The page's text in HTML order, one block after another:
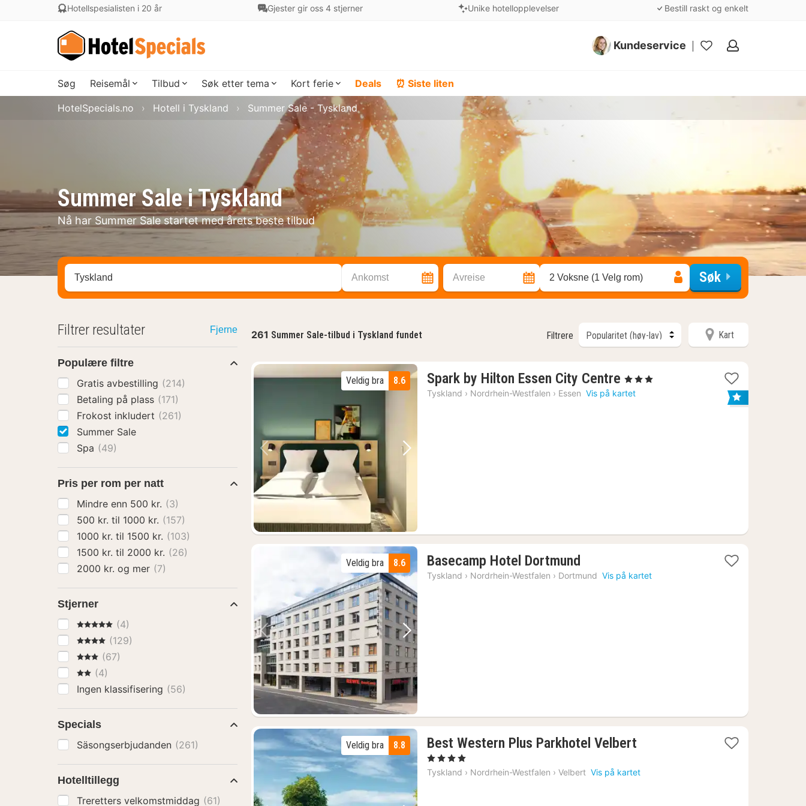
Hotellspesialisten i 20 år Gjester gir oss 4 stjerner Unike hotellopplevelser Bestill raskt og enkelt
Kundeservice
Mine
Søg Reisemål Tilbud Søk etter tema Kort ferie Deals ⏰ Siste liten
Summer Sale i Tyskland
Nå har Summer Sale startet med årets beste tilbud
HotelSpecials.no Hotell i Tyskland Summer Sale - Tyskland
Søk hotell, region eller by Ankomst Avreise 2 Voksne (1 Velg rom) Søk
261 Summer Sale-tilbud i Tyskland fundet Filtrere Kart
Forrige bilde Neste bilde
8.6
Veldig bra Spark by Hilton Essen City Centre 1
natt
, 3 Stjerner
Tyskland › Nordrhein-Westfalen › Essen Vis på kartet
Forrige bilde Neste bilde
8.6
Veldig bra Basecamp Hotel Dortmund
netter
Tyskland › Nordrhein-Westfalen › Dortmund Vis på kartet
8.8
Veldig bra Best Western Plus Parkhotel Velbert
fra
, 4 Stjerner
Tyskland › Nordrhein-Westfalen › Velbert Vis på kartet
Filtrer resultater Fjerne
Populære filtre
Gratis avbestilling (214)
Betaling på plass (171)
Frokost inkludert (261)
Summer Sale
Spa (49)
Pris per rom per natt
Mindre enn 500 kr. (3)
500 kr. til 1000 kr. (157)
1000 kr. til 1500 kr. (103)
1500 kr. til 2000 kr. (26)
2000 kr. og mer (7)
Stjerner
5 Stjerner(4)
4 Stjerner(129)
3 Stjerner
(67)
2 Stjerner
(4)
Ingen klassifisering (56)
Specials
Säsongserbjudanden (261)
Hotelltillegg
Treretters velkomstmiddag (61)